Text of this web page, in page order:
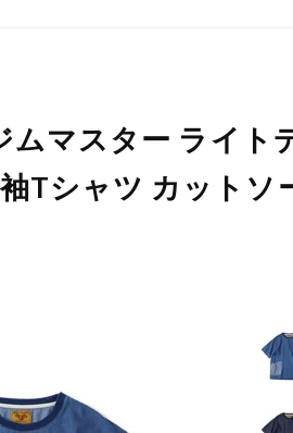
ムマスター ライト
Tシャツ カットソ